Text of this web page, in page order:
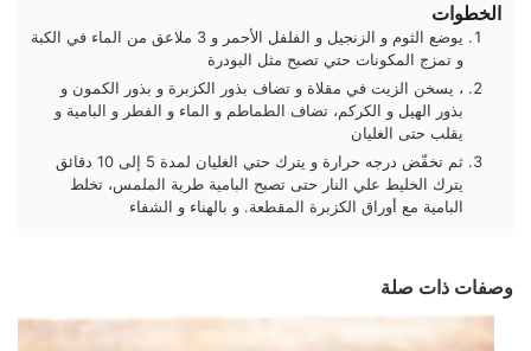
الخطوات
يوضع الثوم و الزنجيل و الفلفل الأحمر و 3 ملاعق من الماء في الكبة
و تمزج المكونات حتي تصبح مثل البودرة
، يسخن الزيت في مقلاة و تضاف بذور الكزبرة و بذور الكمون و
بذور الهيل و الكركم، تضاف الطماطم و الماء و الفطر و البامية و
يقلب حتى الغليان
ثم تخفّض درجه حرارة و يترك حتي الغليان لمدة 5 إلى 10 دقائق
يترك الخليط علي النار حتى تصبح البامية طرية الملمس، تخلط
البامية مع أوراق الكزبرة المقطعة. و بالهناء و الشفاء
وصفات ذات صلة